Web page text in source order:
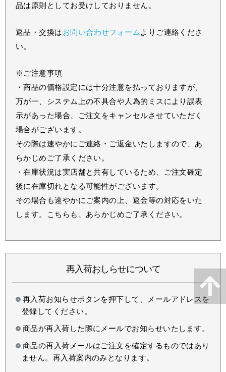
品は原則としてお受けしておりません。
返品・交換はお問い合わせフォーム よりご連絡くださ
い。
※ご注意事項
・商品の価格設定には十分注意を払っておりますが、
万が一、システム上の不具合や人為的ミスにより誤表
示があった場合、ご注文をキャンセルさせていただく
場合がございます。
その際は速やかにご連絡・ご返金いたしますので、あ
らかじめご了承ください。
・在庫状況は実店舗と共有しているため、ご注文確定
後に在庫切れとなる可能性がございます。
その場合も速やかにご案内の上、返金等の対応をいた
します。こちらも、あらかじめご了承ください。
再入荷おしらせについて
再入荷お知らせボタンを押下して、メールアドレスを
登録してください。
商品が再入荷した際にメールでお知らせいたします。
商品の再入荷メールはご注文を確定するものではあり
ません。再入荷案内のみとなります。